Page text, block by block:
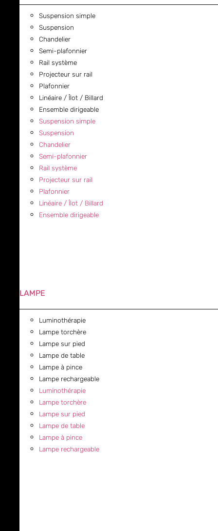
Suspension simple
Suspension
Chandelier
Semi-plafonnier
Rail système
Projecteur sur rail
Plafonnier
Linéaire / Îlot / Billard
Ensemble dirigeable
Suspension simple
Suspension
Chandelier
Semi-plafonnier
Rail système
Projecteur sur rail
Plafonnier
Linéaire / Îlot / Billard
Ensemble dirigeable
LAMPE
Luminothérapie
Lampe torchère
Lampe sur pied
Lampe de table
Lampe à pince
Lampe rechargeable
Luminothérapie
Lampe torchère
Lampe sur pied
Lampe de table
Lampe à pince
Lampe rechargeable